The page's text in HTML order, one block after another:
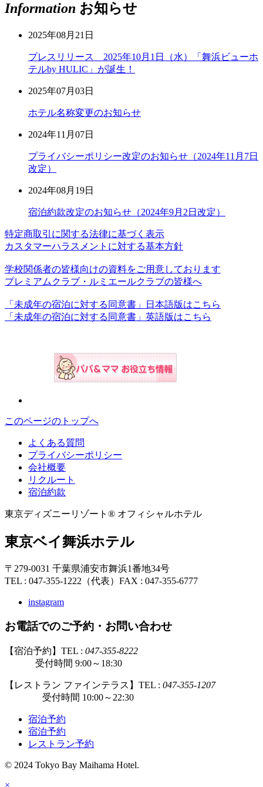
Information お知らせ
2025年08月21日
プレスリリース 2025年10月1日（水）「舞浜ビューホ
テルby HULIC」が誕生！
2025年07月03日
ホテル名称変更のお知らせ
2024年11月07日
プライバシーポリシー改定のお知らせ（2024年11月7日
改定）
2024年08月19日
宿泊約款改定のお知らせ（2024年9月2日改定）
特定商取引に関する法律に基づく表示
カスタマーハラスメントに対する基本方針
学校関係者の皆様向けの資料をご用意しております
プレミアムクラブ・ルミエールクラブの皆様へ
「未成年の宿泊に対する同意書」日本語版はこちら
「未成年の宿泊に対する同意書」英語版はこちら
このページのトップへ
よくある質問
プライバシーポリシー
会社概要
リクルート
宿泊約款
東京ディズニーリゾート® オフィシャルホテル
東京ベイ舞浜ホテル
〒279-0031 千葉県浦安市舞浜1番地34号
TEL : 047-355-1222（代表） FAX : 047-355-6777
instagram
お電話でのご予約・お問い合わせ
【宿泊予約】TEL : 047-355-8222
受付時間 9:00～18:30
【レストラン ファインテラス】TEL : 047-355-1207
受付時間 10:00～22:30
宿泊予約
宿泊予約
レストラン予約
© 2024 Tokyo Bay Maihama Hotel.
×